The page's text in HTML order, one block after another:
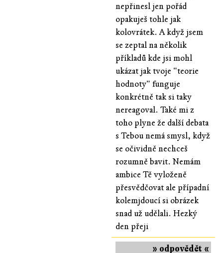
nepřinesl jen pořád
opakuješ tohle jak
kolovrátek. A když jsem
se zeptal na několik
příkladů kde jsi mohl
ukázat jak tvoje "teorie
hodnoty" funguje
konkrétně tak si taky
nereagoval. Také mi z
toho plyne že další debata
s Tebou nemá smysl, když
se očividně nechceš
rozumně bavit. Nemám
ambice Tě vyloženě
přesvědčovat ale případní
kolemjdoucí si obrázek
snad už udělali. Hezký
den přeji
» odpovědět «